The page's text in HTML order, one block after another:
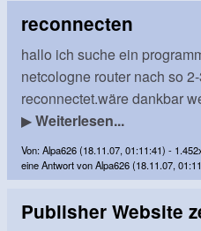
reconnecten
hallo ich suche ein
netcologne router nach so
reconnectet.wäre dankbar
▶Weiterlesen...
Von: Alpa626 (18.11.07, 01:11:41) -
eine Antwort von Alpa626 (18.11.07,
Publisher Website